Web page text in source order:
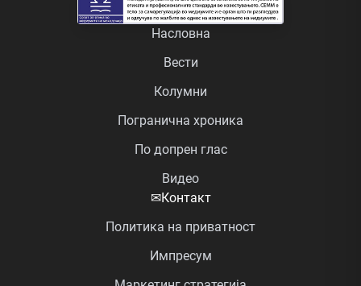
Насловна
Вести
Колумни
Погранична хроника
По допрен глас
Видео
✉Контакт
Политика на приватност
Импресум